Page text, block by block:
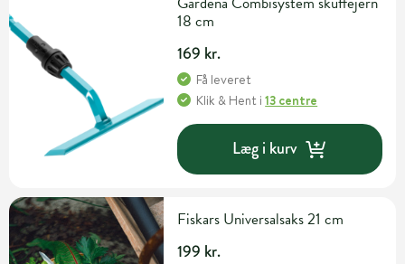
18 cm
169 kr.
Få leveret
Klik & Hent i13 centre
Læg i kurv
Fiskars Universalsaks 21 cm
199 kr.